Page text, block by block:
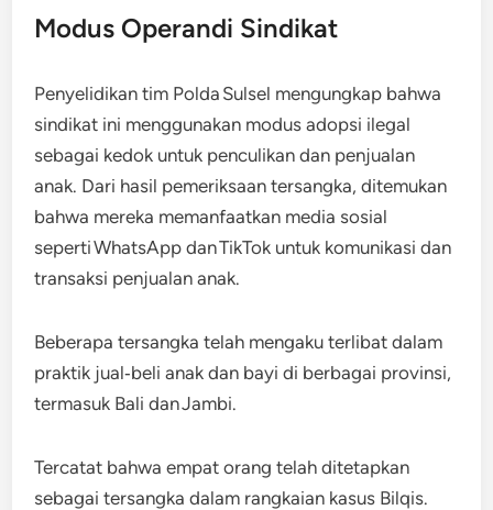
Modus Operandi Sindikat
Penyelidikan tim Polda Sulsel mengungkap bahwa
sindikat ini menggunakan modus adopsi ilegal
sebagai kedok untuk penculikan dan penjualan
anak. Dari hasil pemeriksaan tersangka, ditemukan
bahwa mereka memanfaatkan media sosial
seperti WhatsApp dan TikTok untuk komunikasi dan
transaksi penjualan anak.
Beberapa tersangka telah mengaku terlibat dalam
praktik jual‑beli anak dan bayi di berbagai provinsi,
termasuk Bali dan Jambi.
Tercatat bahwa empat orang telah ditetapkan
sebagai tersangka dalam rangkaian kasus Bilqis.